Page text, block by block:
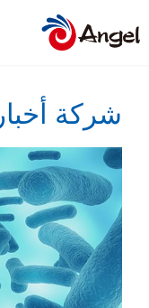
شركة أخبار